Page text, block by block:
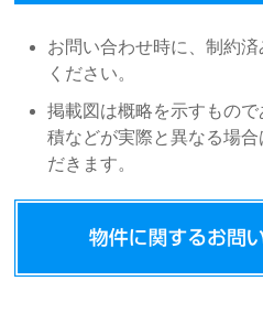
お問い合わせ時に、制約
ください。
掲載図は概略を示すもの
積などが実際と異なる場
だきます。